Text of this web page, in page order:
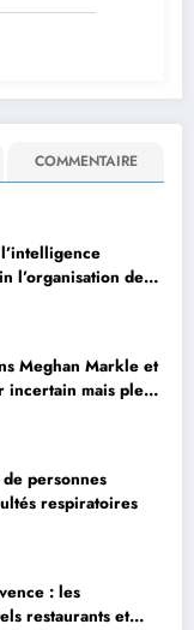
COMMENTAIRE
l’organisation de
Meghan Markle et
incertain mais plein
personnes
respiratoires
: les
restaurants et